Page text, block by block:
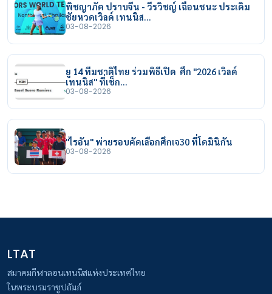
พิชญาภัค ปราบจีน - วีรวิชญ์ เฉือนชนะ ประเดิม
ชัยหวดเวิลด์ เทนนิส…
03-08-2026
ยู 14 ทีมชาติไทย ร่วมพิธีเปิด ศึก "2026 เวิลด์
เทนนิส" ที่เช็ก…
03-08-2026
"ไรอัน" พ่ายรอบคัดเลือกศึกเจ30 ที่โดมินิกัน
03-08-2026
LTAT
สมาคมกีฬาลอนเทนนิสแห่งประเทศไทย
ในพระบรมราชูปถัมภ์